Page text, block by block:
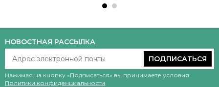
НОВОСТНАЯ РАССЫЛКА
ПОДПИСАТЬСЯ
Нажимая на кнопку «Подписаться» вы принимаете условия
Политики конфиденциальности